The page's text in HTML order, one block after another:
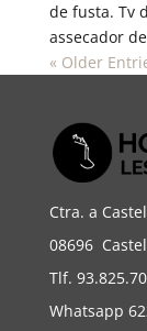
de fusta. Tv
assecador
« Older
Ctra. a
08696
Tlf.
Whatsapp